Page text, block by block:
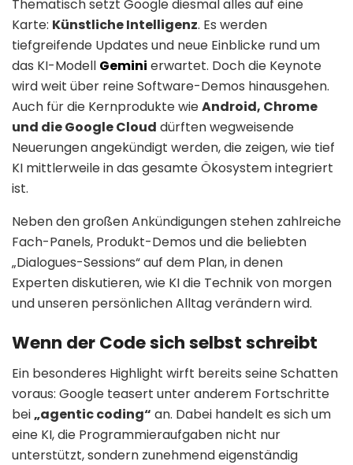
Thematisch setzt Google diesmal alles auf eine
Karte: Künstliche Intelligenz. Es werden
tiefgreifende Updates und neue Einblicke rund um
das KI-Modell Gemini erwartet. Doch die Keynote
wird weit über reine Software-Demos hinausgehen.
Auch für die Kernprodukte wieAndroid, Chrome
und die Google Cloud dürften wegweisende
Neuerungen angekündigt werden, die zeigen, wie tief
KI mittlerweile in das gesamte Ökosystem integriert
ist.
Neben den großen Ankündigungen stehen zahlreiche
Fach-Panels, Produkt-Demos und die beliebten
„Dialogues-Sessions“ auf dem Plan, in denen
Experten diskutieren, wie KI die Technik von morgen
und unseren persönlichen Alltag verändern wird.
Wenn der Code sich selbst schreibt
Ein besonderes Highlight wirft bereits seine Schatten
voraus: Google teasert unter anderem Fortschritte
bei „agentic coding“ an. Dabei handelt es sich um
eine KI, die Programmieraufgaben nicht nur
unterstützt, sondern zunehmend eigenständig